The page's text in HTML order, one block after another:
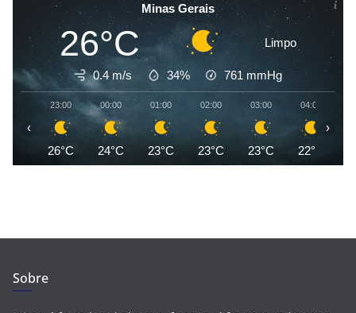
Minas Gerais
26°C Limpo
0.4 m/s 34% 761 mmHg
23:00
26°C
00:00
24°C
01:00
23°C
02:00
23°C
03:00
23°C
04:00
22°C
‹ ›
Sobre